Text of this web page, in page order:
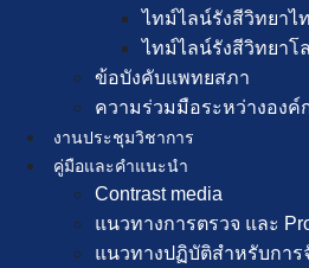
ไทม์ไลน์รังสีวิทยาไ
ไทม์ไลน์รังสีวิทยาโ
ข้อบังคับแพทยสภา
ความร่วมมือระหว่างองค์
งานประชุมวิชาการ
คู่มือและคำแนะนำ
Contrast media
แนวทางการตรวจ และ
แนวทางปฏิบัติสำหรับการ